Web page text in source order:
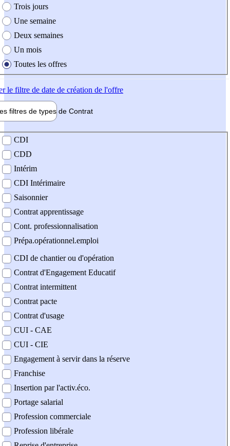
Trois jours
Une semaine
Deux semaines
Un mois
Toutes les offres
le filtre de date de création de l'offre
filtres de types de Contrat
contrat
CDI
CDD
Intérim
CDI Intérimaire
Saisonnier
Contrat apprentissage
Cont. professionnalisation
Prépa.opérationnel.emploi
CDI de chantier ou d'opération
Contrat d'Engagement Educatif
Contrat intermittent
Contrat pacte
Contrat d'usage
CUI - CAE
CUI - CIE
Engagement à servir dans la réserve
Franchise
Insertion par l'activ.éco.
Portage salarial
Profession commerciale
Profession libérale